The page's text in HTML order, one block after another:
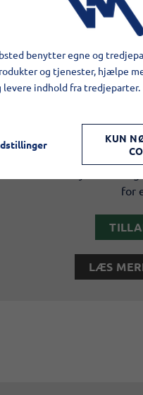
begrænset, da du
for
LÆS
benytter egne og
og tjenester, hjælpe
levere indhold fra tredjeparter.
KUN